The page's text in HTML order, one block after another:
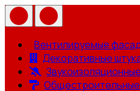
Вентилируемые
Декоративные